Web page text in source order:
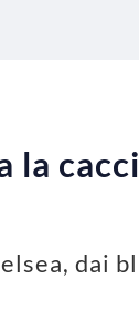
la
dai